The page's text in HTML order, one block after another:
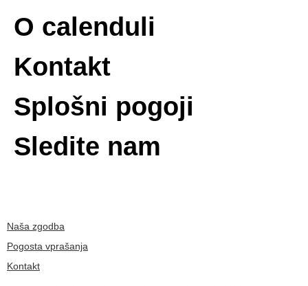
O calenduli
Kontakt
Splošni pogoji
Sledite nam
Naša zgodba
Pogosta vprašanja
Kontakt